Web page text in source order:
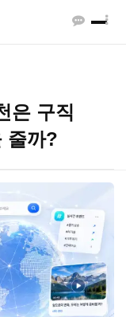
은 구직
줄까?